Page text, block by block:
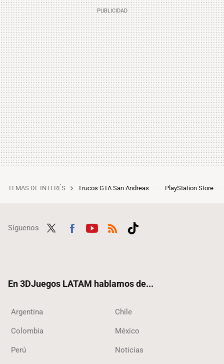
TEMAS DE INTERÉS Trucos GTA San Andreas PlayStation Store
Síguenos
En 3DJuegos LATAM hablamos de...
Argentina Chile
Colombia México
Perú Noticias